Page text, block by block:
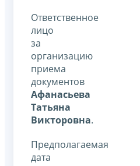
Ответственное
лицо
за
организацию
приема
документов
Афанасьева
Татьяна
Викторовна.
Предполагаемая
дата